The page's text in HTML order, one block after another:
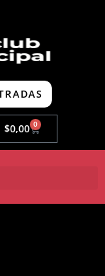
$0,00 0